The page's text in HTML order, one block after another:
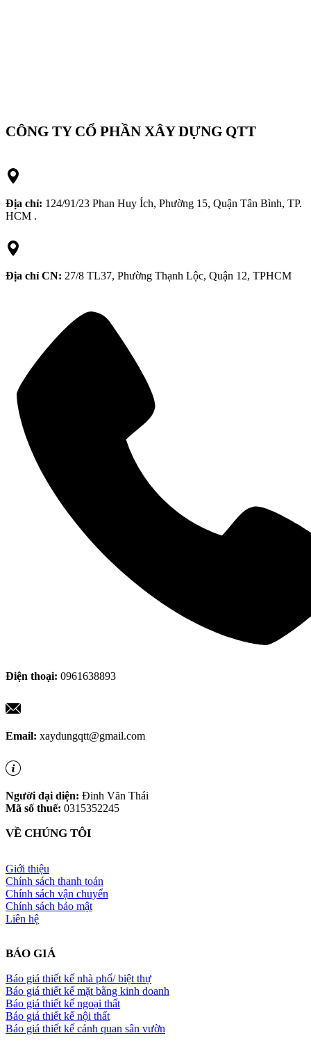
CÔNG TY CỔ PHẦN XÂY DỰNG QTT
Địa chỉ: 124/91/23 Phan Huy Ích, Phường 15, Quận Tân Bình, TP.
HCM .
Địa chỉ CN: 27/8 TL37, Phường Thạnh Lộc, Quận 12, TPHCM
Điện thoại: 0961638893
Email: xaydungqtt@gmail.com
Người đại diện: Đinh Văn Thái
Mã số thuế: 0315352245
VỀ CHÚNG TÔI
Giới thiệu
Chính sách thanh toán
Chính sách vận chuyển
Chính sách bảo mật
Liên hệ
BÁO GIÁ
Báo giá thiết kế nhà phố/ biệt thự
Báo giá thiết kế mặt bằng kinh doanh
Báo giá thiết kế ngoại thất
Báo giá thiết kế nội thất
Báo giá thiết kế cảnh quan sân vườn